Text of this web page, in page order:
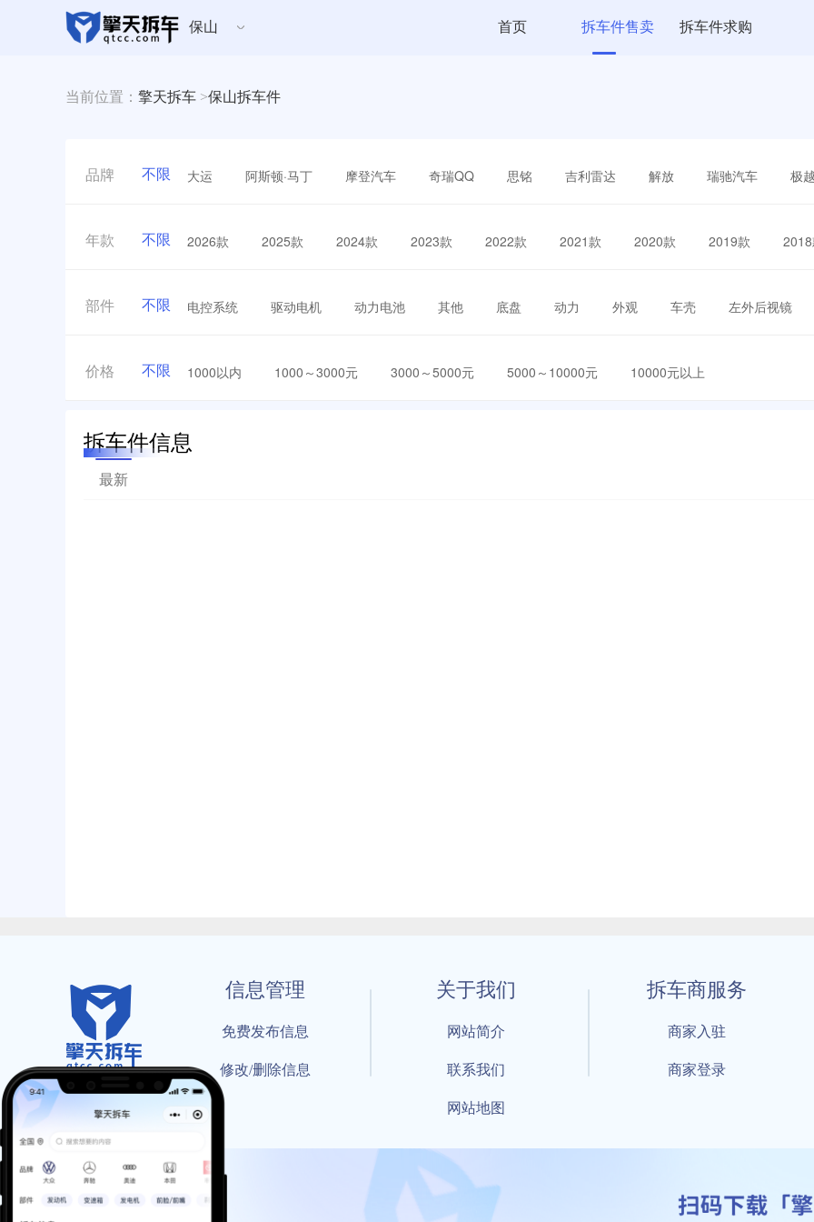
保山 首页 拆车件售卖 拆车件求购
当前位置： 擎天拆车 >保山拆车件
品牌 不限 大运 阿斯顿·马丁 摩登汽车 奇瑞QQ 思铭 吉利雷达 解放 瑞驰汽车 极
年款 不限 2026款 2025款 2024款 2023款 2022款 2021款 2020款 2019款
部件 不限 电控系统 驱动电机 动力电池 其他 底盘 动力 外观 车壳 左外后视镜
价格 不限 1000以内 1000～3000元 3000～5000元 5000～10000元 10000元以上
拆车件信息
最新
信息管理
免费发布信息
修改/删除信息
关于我们
网站简介
联系我们
网站地图
拆车商服务
商家入驻
商家登录
© 2021 By 擎天拆车-买卖拆车件，擎天拆车好省快 All Rights Reserved
工信部备案号：鲁ICP备18021004号-17 公安部备案号： 鲁公网安备